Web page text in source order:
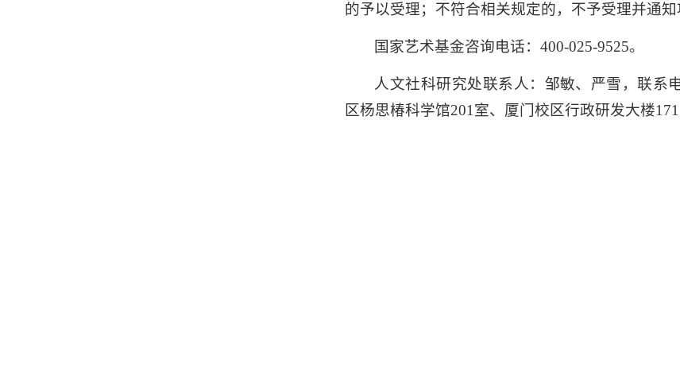
的予以受理；不符合相关规定的，不予受理并通知
国家艺术基金咨询电话：400-025-9525。
人文社科研究处联系人：邹敏、严雪，联系
区杨思椿科学馆201室、厦门校区行政研发大楼